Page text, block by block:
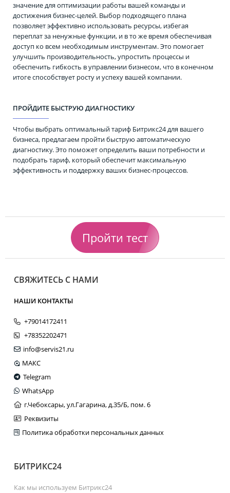
значение для оптимизации работы вашей команды и
достижения бизнес-целей. Выбор подходящего плана
позволяет эффективно использовать ресурсы, избегая
переплат за ненужные функции, и в то же время обеспечивая
доступ ко всем необходимым инструментам. Это помогает
улучшить производительность, упростить процессы и
обеспечить гибкость в управлении бизнесом, что в конечном
итоге способствует росту и успеху вашей компании.
ПРОЙДИТЕ БЫСТРУЮ ДИАГНОСТИКУ
Чтобы выбрать оптимальный тариф Битрикс24 для вашего
бизнеса, предлагаем пройти быструю автоматическую
диагностику. Это поможет определить ваши потребности и
подобрать тариф, который обеспечит максимальную
эффективность и поддержку ваших бизнес-процессов.
Пройти тест
СВЯЖИТЕСЬ С НАМИ
НАШИ КОНТАКТЫ
+79014172411
+78352202471
info@servis21.ru
МАКС
Telegram
WhatsApp
г.Чебоксары, ул.Гагарина, д.35/Б, пом. 6
Реквизиты
Политика обработки персональных данных
БИТРИКС24
Как мы используем Битрикс24